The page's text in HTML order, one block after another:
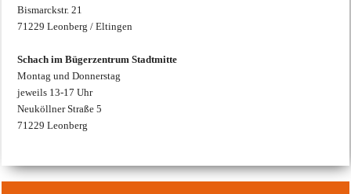
Bismarckstr. 21
71229 Leonberg / Eltingen
Schach im Bügerzentrum Stadtmitte
Montag und Donnerstag
jeweils 13-17 Uhr
Neuköllner Straße 5
71229 Leonberg